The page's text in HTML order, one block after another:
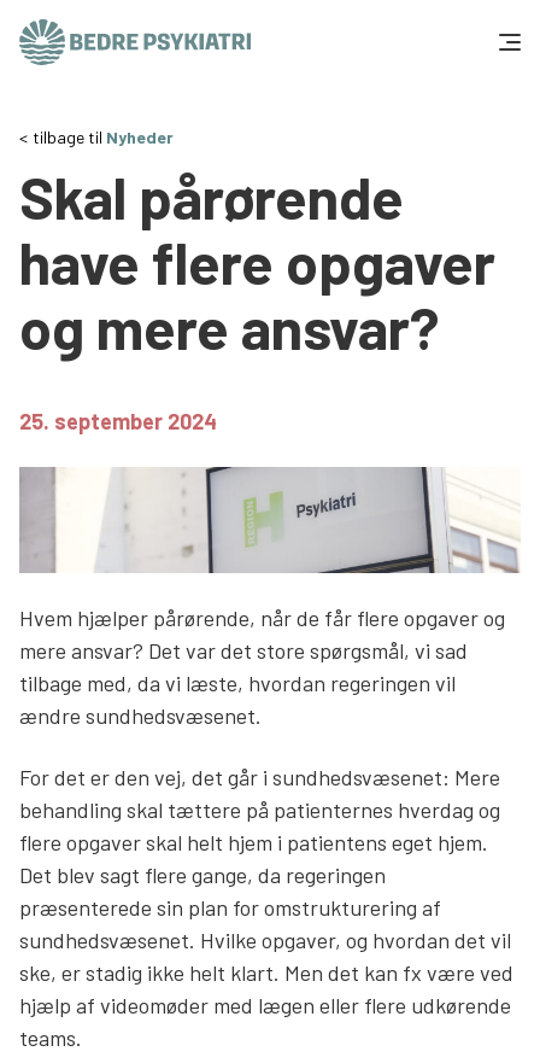
Tal og fakta
Om os
Vær med
Støt os
Søg
tilbage til Nyheder
Skal pårørende
have flere opgaver
og mere ansvar?
25. september 2024
Hvem hjælper pårørende, når de får flere opgaver og
mere ansvar? Det var det store spørgsmål, vi sad
tilbage med, da vi læste, hvordan regeringen vil
ændre sundhedsvæsenet.
For det er den vej, det går i sundhedsvæsenet: Mere
behandling skal tættere på patienternes hverdag og
flere opgaver skal helt hjem i patientens eget hjem.
Det blev sagt flere gange, da regeringen
præsenterede sin plan for omstrukturering af
sundhedsvæsenet. Hvilke opgaver, og hvordan det vil
ske, er stadig ikke helt klart. Men det kan fx være ved
hjælp af videomøder med lægen eller flere udkørende
teams.